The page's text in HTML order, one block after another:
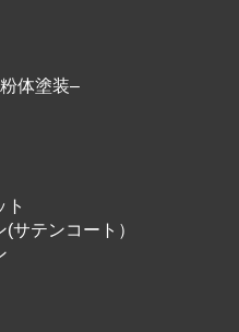
体塗装–
テンコート）